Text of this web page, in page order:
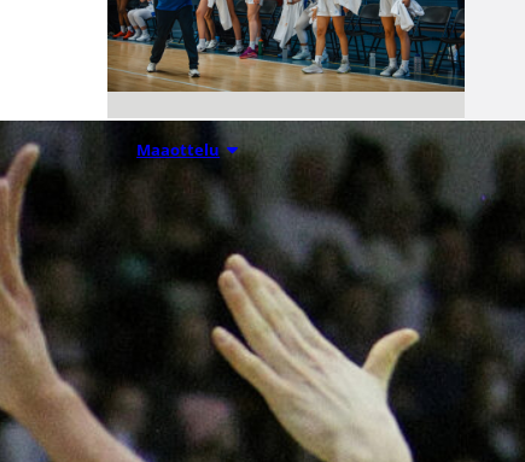
Maaottelu 06.08.2026 21:44
Susiladiesin
puolustus
rautaa
Tukholmassa